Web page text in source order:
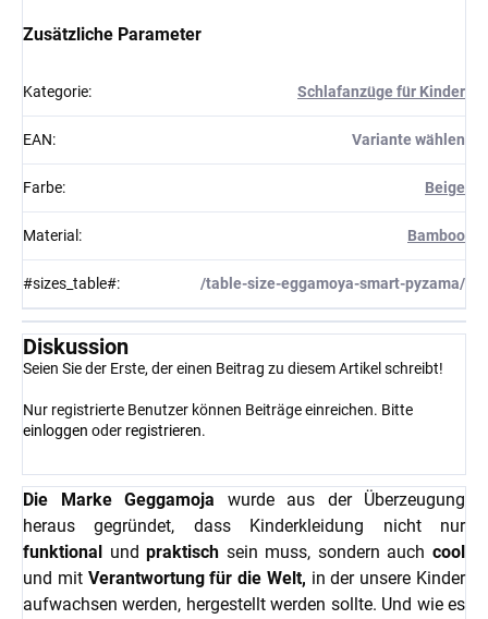
Zusätzliche Parameter
Kategorie: Schlafanzüge für Kinder
EAN: Variante wählen
Farbe: Beige
Material : Bamboo
#sizes_table#: /table-size-eggamoya-smart-pyzama/
Diskussion
Seien Sie der Erste, der einen Beitrag zu diesem Artikel schreibt!
Nur registrierte Benutzer können Beiträge einreichen. Bitte
einloggen oder registrieren.
Die Marke Geggamoja wurde aus der Überzeugung
heraus gegründet, dass Kinderkleidung nicht nur
funktional
undpraktisch sein muss, sondern auchcool
und mitVerantwortung für die Welt, in der unsere Kinder
aufwachsen werden, hergestellt werden sollte. Und wie es